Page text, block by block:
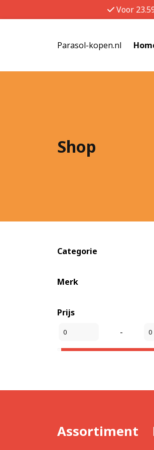
Voor
Parasol-kopen.nl
Shop
Categorie
Merk
Prijs
-
Assortiment